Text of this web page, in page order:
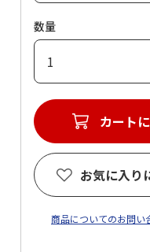
数量
お気に入り
商品についてのお問い